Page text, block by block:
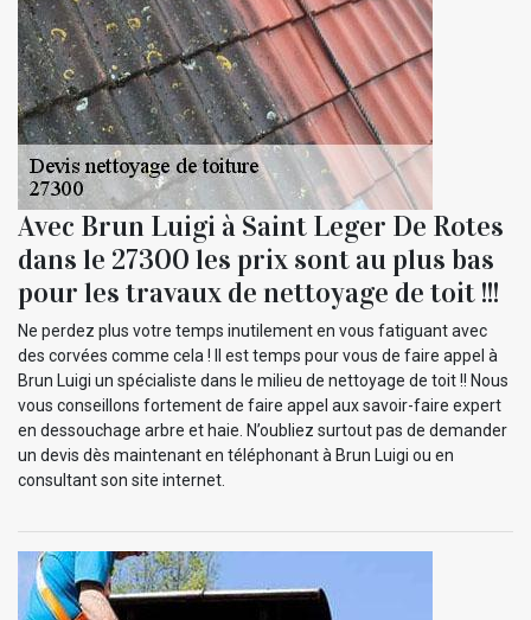
Avec Brun Luigi à Saint Leger De Rotes
dans le 27300 les prix sont au plus bas
pour les travaux de nettoyage de toit !!!
Ne perdez plus votre temps inutilement en vous fatiguant avec
des corvées comme cela ! Il est temps pour vous de faire appel à
Brun Luigi un spécialiste dans le milieu de nettoyage de toit !! Nous
vous conseillons fortement de faire appel aux savoir-faire expert
en dessouchage arbre et haie. N’oubliez surtout pas de demander
un devis dès maintenant en téléphonant à Brun Luigi ou en
consultant son site internet.